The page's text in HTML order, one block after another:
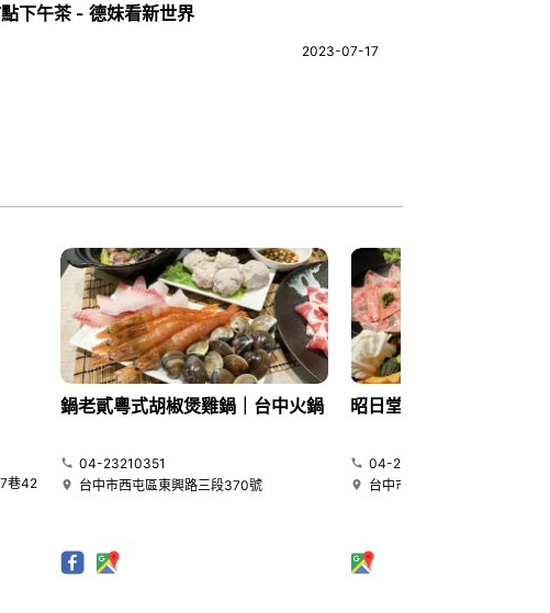
下午茶 - 德妹看新世界
2023-07-17
巷42
鍋老貳粵式胡椒煲雞鍋｜台中火鍋
04-23210351
台中市西屯區東興路三段370號
昭日堂鍋煮｜台中火鍋
04-22580269
台中市南屯區大墩十一街345號